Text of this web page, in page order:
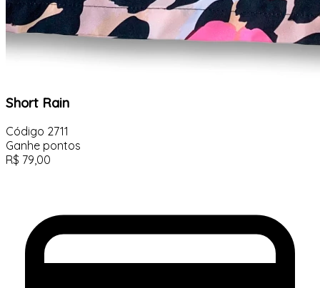
Short Rain
Código 2711
Ganhe pontos
R$ 79,00